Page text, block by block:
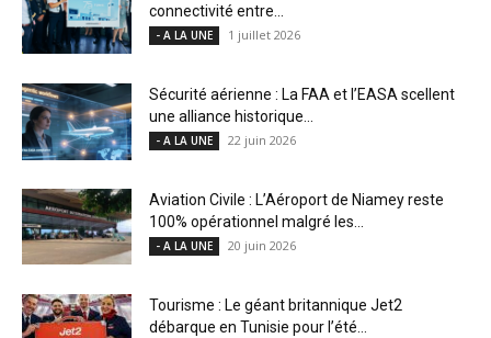
connectivité entre...
- A LA UNE 1 juillet 2026
Sécurité aérienne : La FAA et l’EASA scellent
une alliance historique...
- A LA UNE 22 juin 2026
Aviation Civile : L’Aéroport de Niamey reste
100% opérationnel malgré les...
- A LA UNE 20 juin 2026
Tourisme : Le géant britannique Jet2
débarque en Tunisie pour l’été...